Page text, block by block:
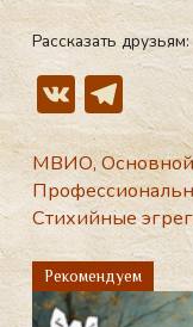
Рассказать друзьям:
V
K
T
el
e
gr
a
m
МВИО,
Стихийные
Рекомендуем